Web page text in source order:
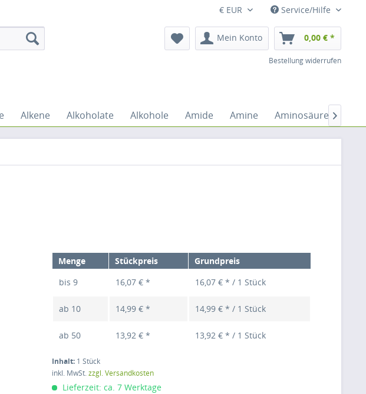
€ EUR Service/Hilfe
Mein Konto 0,00 € *
Bestellung widerrufen
Alkene Alkoholate Alkohole Amide Amine Aminosäuren
Menge Stückpreis
Grundpreis
bis9 16,07 € * 16,07 € * / 1 Stück
ab 10 14,99 € * 14,99 € * / 1 Stück
ab 50 13,92 € * 13,92 € * / 1 Stück
Inhalt: 1 Stück
inkl. MwSt.zzgl. Versandkosten
Lieferzeit: ca. 7 Werktage